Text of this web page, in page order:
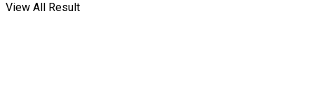
View All Result